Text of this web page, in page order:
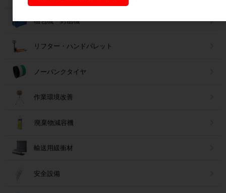
梱包機・封函機
リフター・ハンドパレット
ノーパンクタイヤ
作業環境改善
廃棄物減容機
輸送用緩衝材
安全設備